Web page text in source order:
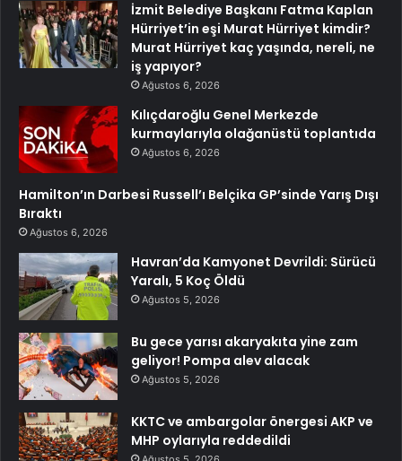
İzmit Belediye Başkanı Fatma Kaplan
Hürriyet’in eşi Murat Hürriyet kimdir?
Murat Hürriyet kaç yaşında, nereli, ne
iş yapıyor?
Ağustos 6, 2026
Kılıçdaroğlu Genel Merkezde
kurmaylarıyla olağanüstü toplantıda
Ağustos 6, 2026
Hamilton’ın Darbesi Russell’ı Belçika GP’sinde Yarış Dışı
Bıraktı
Ağustos 6, 2026
Havran’da Kamyonet Devrildi: Sürücü
Yaralı, 5 Koç Öldü
Ağustos 5, 2026
Bu gece yarısı akaryakıta yine zam
geliyor! Pompa alev alacak
Ağustos 5, 2026
KKTC ve ambargolar önergesi AKP ve
MHP oylarıyla reddedildi